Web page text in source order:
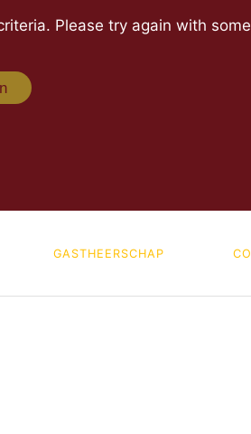
Please try again with
GASTHEERSCHAP